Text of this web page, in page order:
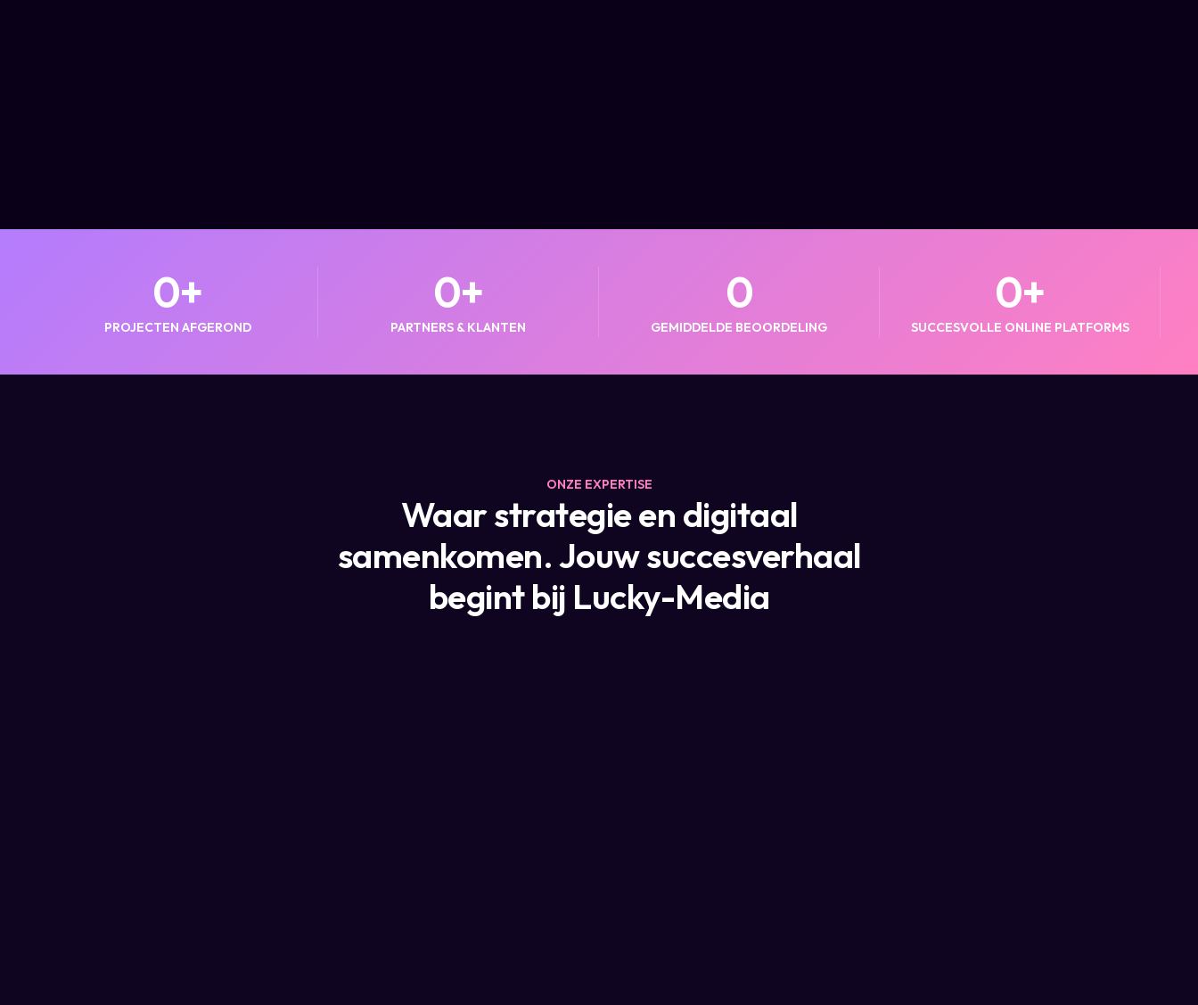
PROJECTEN AFGEROND
0+
PARTNERS & KLANTEN
0+
GEMIDDELDE BEOORDELING
0
SUCCESVOLLE ONLINE PLATFORMS
0+
ONZE EXPERTISE
Waar strategie en digitaal
samenkomen. Jouw succesverhaal
begint bij Lucky-Media